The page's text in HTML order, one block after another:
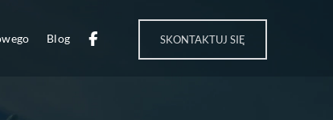
SKONTAKTUJ SIĘ
Blog